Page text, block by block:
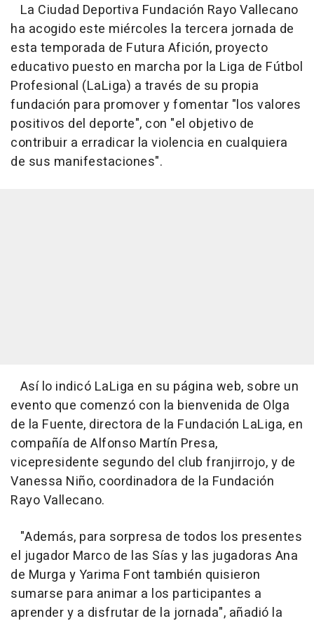
La Ciudad Deportiva Fundación Rayo Vallecano
ha acogido este miércoles la tercera jornada de
esta temporada de Futura Afición, proyecto
educativo puesto en marcha por la Liga de Fútbol
Profesional (LaLiga) a través de su propia
fundación para promover y fomentar "los valores
positivos del deporte", con "el objetivo de
contribuir a erradicar la violencia en cualquiera
de sus manifestaciones".
Así lo indicó LaLiga en su página web, sobre un
evento que comenzó con la bienvenida de Olga
de la Fuente, directora de la Fundación LaLiga, en
compañía de Alfonso Martín Presa,
vicepresidente segundo del club franjirrojo, y de
Vanessa Niño, coordinadora de la Fundación
Rayo Vallecano.
"Además, para sorpresa de todos los presentes
el jugador Marco de las Sías y las jugadoras Ana
de Murga y Yarima Font también quisieron
sumarse para animar a los participantes a
aprender y a disfrutar de la jornada", añadió la